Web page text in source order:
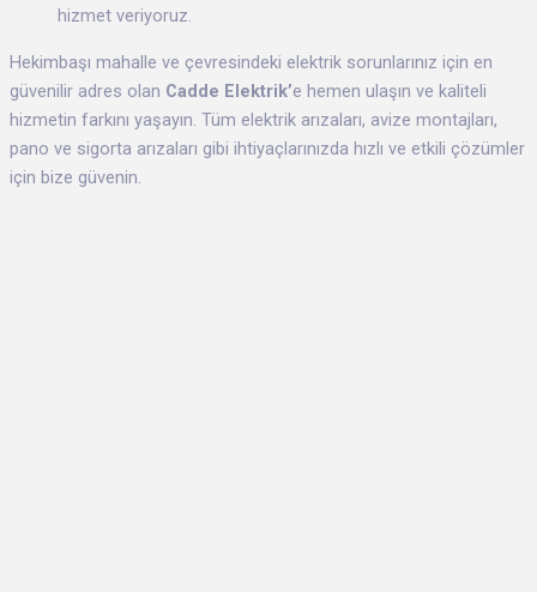
hizmet veriyoruz.
Hekimbaşı mahalle ve çevresindeki elektrik sorunlarınız için en
güvenilir adres olan Cadde Elektrik’e hemen ulaşın ve kaliteli
hizmetin farkını yaşayın. Tüm elektrik arızaları, avize montajları,
pano ve sigorta arızaları gibi ihtiyaçlarınızda hızlı ve etkili çözümler
için bize güvenin.